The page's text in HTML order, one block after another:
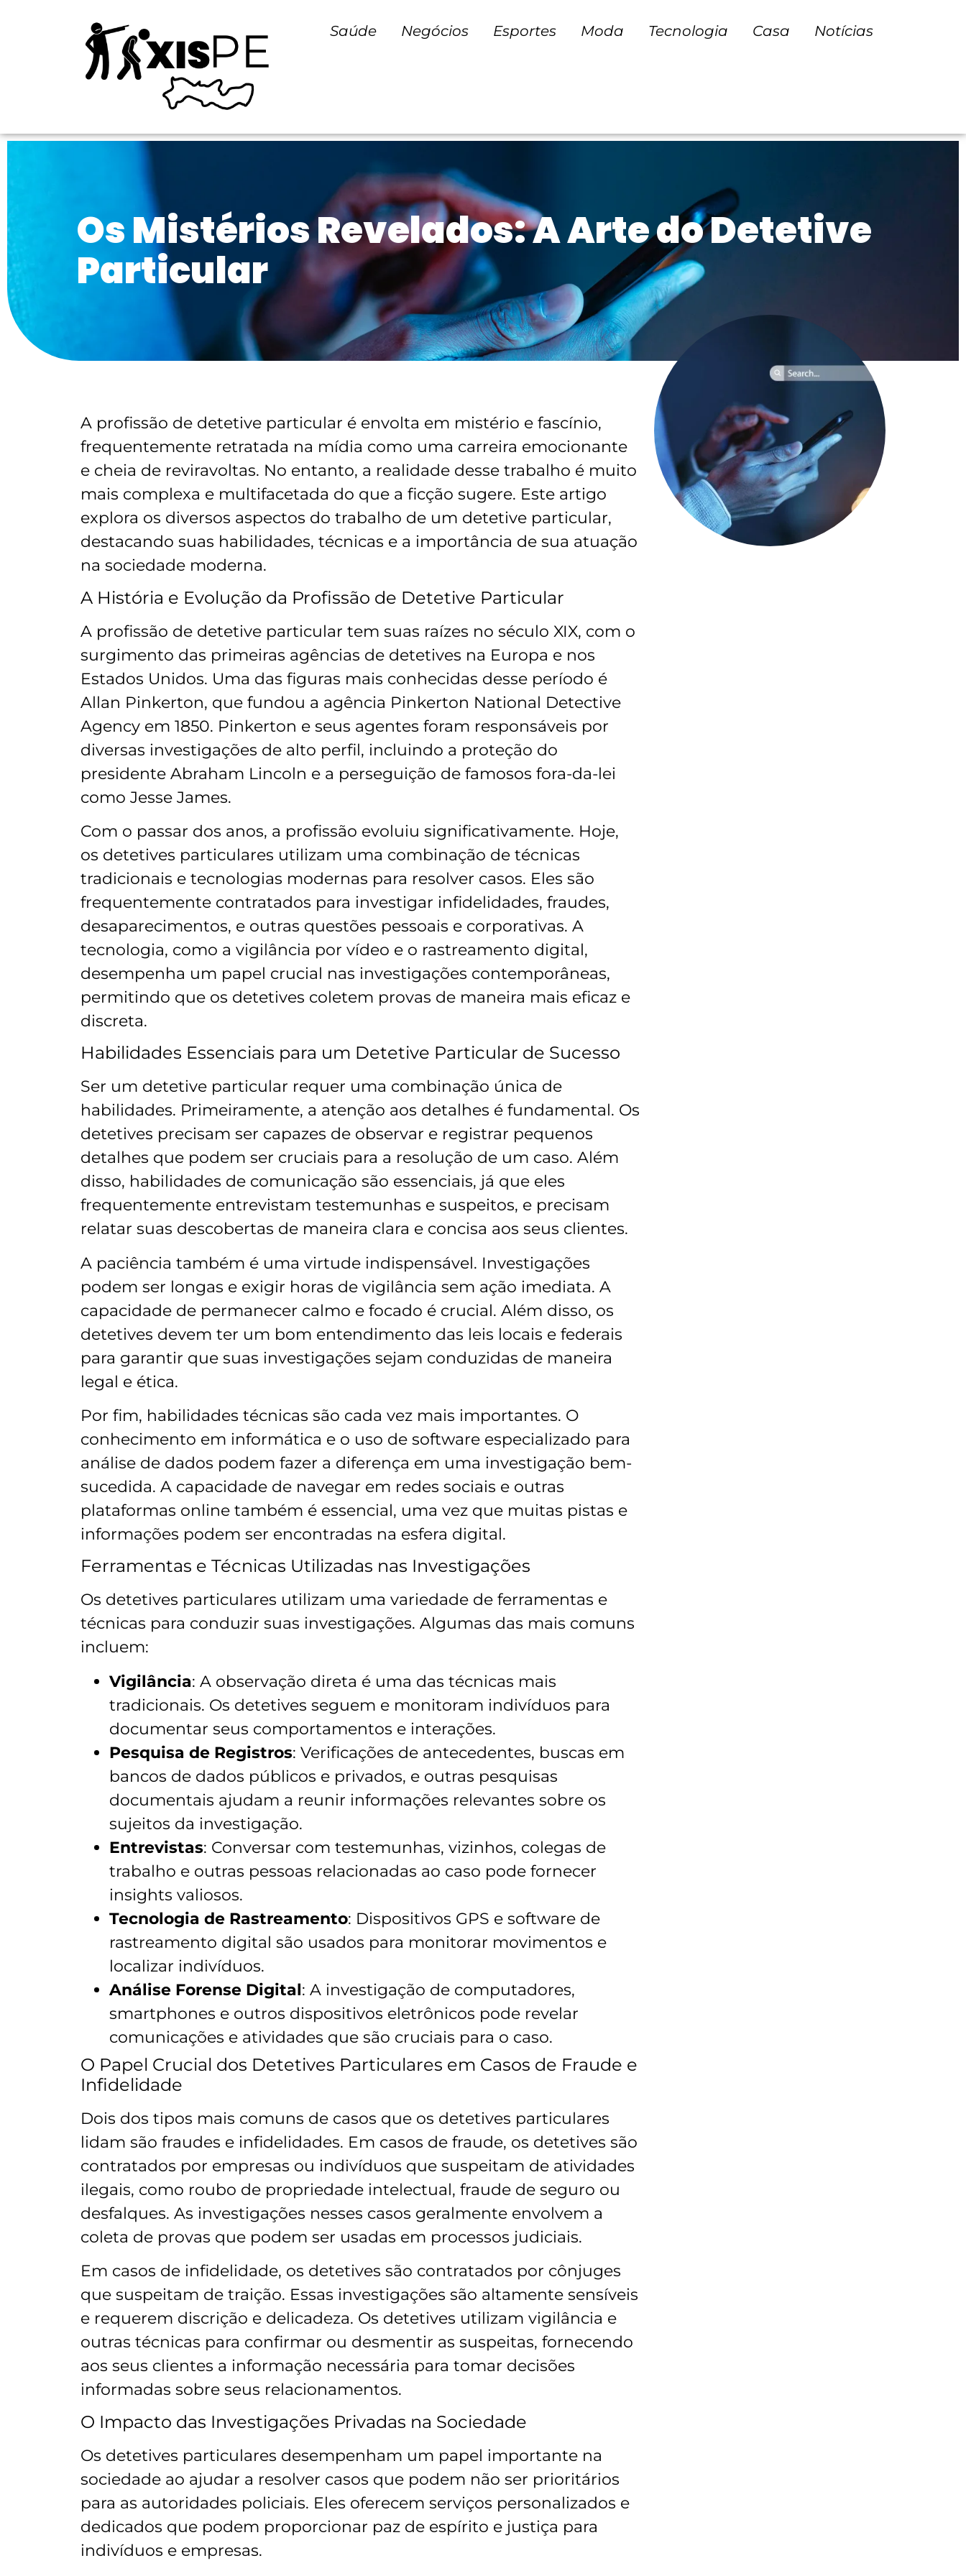
Saúde Negócios Esportes Moda Tecnologia Casa Notícias
Os Mistérios Revelados: A Arte do Detetive
Particular
A profissão de detetive particular é envolta em mistério e fascínio,
frequentemente retratada na mídia como uma carreira emocionante
e cheia de reviravoltas. No entanto, a realidade desse trabalho é muito
mais complexa e multifacetada do que a ficção sugere. Este artigo
explora os diversos aspectos do trabalho de um detetive particular,
destacando suas habilidades, técnicas e a importância de sua atuação
na sociedade moderna.
A História e Evolução da Profissão de Detetive Particular
A profissão de detetive particular tem suas raízes no século XIX, com o
surgimento das primeiras agências de detetives na Europa e nos
Estados Unidos. Uma das figuras mais conhecidas desse período é
Allan Pinkerton, que fundou a agência Pinkerton National Detective
Agency em 1850. Pinkerton e seus agentes foram responsáveis por
diversas investigações de alto perfil, incluindo a proteção do
presidente Abraham Lincoln e a perseguição de famosos fora-da-lei
como Jesse James.
Com o passar dos anos, a profissão evoluiu significativamente. Hoje,
os detetives particulares utilizam uma combinação de técnicas
tradicionais e tecnologias modernas para resolver casos. Eles são
frequentemente contratados para investigar infidelidades, fraudes,
desaparecimentos, e outras questões pessoais e corporativas. A
tecnologia, como a vigilância por vídeo e o rastreamento digital,
desempenha um papel crucial nas investigações contemporâneas,
permitindo que os detetives coletem provas de maneira mais eficaz e
discreta.
Habilidades Essenciais para um Detetive Particular de Sucesso
Ser um detetive particular requer uma combinação única de
habilidades. Primeiramente, a atenção aos detalhes é fundamental. Os
detetives precisam ser capazes de observar e registrar pequenos
detalhes que podem ser cruciais para a resolução de um caso. Além
disso, habilidades de comunicação são essenciais, já que eles
frequentemente entrevistam testemunhas e suspeitos, e precisam
relatar suas descobertas de maneira clara e concisa aos seus clientes.
A paciência também é uma virtude indispensável. Investigações
podem ser longas e exigir horas de vigilância sem ação imediata. A
capacidade de permanecer calmo e focado é crucial. Além disso, os
detetives devem ter um bom entendimento das leis locais e federais
para garantir que suas investigações sejam conduzidas de maneira
legal e ética.
Por fim, habilidades técnicas são cada vez mais importantes. O
conhecimento em informática e o uso de software especializado para
análise de dados podem fazer a diferença em uma investigação bem-
sucedida. A capacidade de navegar em redes sociais e outras
plataformas online também é essencial, uma vez que muitas pistas e
informações podem ser encontradas na esfera digital.
Ferramentas e Técnicas Utilizadas nas Investigações
Os detetives particulares utilizam uma variedade de ferramentas e
técnicas para conduzir suas investigações. Algumas das mais comuns
incluem:
Vigilância: A observação direta é uma das técnicas mais
tradicionais. Os detetives seguem e monitoram indivíduos para
documentar seus comportamentos e interações.
Pesquisa de Registros: Verificações de antecedentes, buscas em
bancos de dados públicos e privados, e outras pesquisas
documentais ajudam a reunir informações relevantes sobre os
sujeitos da investigação.
Entrevistas: Conversar com testemunhas, vizinhos, colegas de
trabalho e outras pessoas relacionadas ao caso pode fornecer
insights valiosos.
Tecnologia de Rastreamento: Dispositivos GPS e software de
rastreamento digital são usados para monitorar movimentos e
localizar indivíduos.
Análise Forense Digital: A investigação de computadores,
smartphones e outros dispositivos eletrônicos pode revelar
comunicações e atividades que são cruciais para o caso.
O Papel Crucial dos Detetives Particulares em Casos de Fraude e
Infidelidade
Dois dos tipos mais comuns de casos que os detetives particulares
lidam são fraudes e infidelidades. Em casos de fraude, os detetives são
contratados por empresas ou indivíduos que suspeitam de atividades
ilegais, como roubo de propriedade intelectual, fraude de seguro ou
desfalques. As investigações nesses casos geralmente envolvem a
coleta de provas que podem ser usadas em processos judiciais.
Em casos de infidelidade, os detetives são contratados por cônjuges
que suspeitam de traição. Essas investigações são altamente sensíveis
e requerem discrição e delicadeza. Os detetives utilizam vigilância e
outras técnicas para confirmar ou desmentir as suspeitas, fornecendo
aos seus clientes a informação necessária para tomar decisões
informadas sobre seus relacionamentos.
O Impacto das Investigações Privadas na Sociedade
Os detetives particulares desempenham um papel importante na
sociedade ao ajudar a resolver casos que podem não ser prioritários
para as autoridades policiais. Eles oferecem serviços personalizados e
dedicados que podem proporcionar paz de espírito e justiça para
indivíduos e empresas.